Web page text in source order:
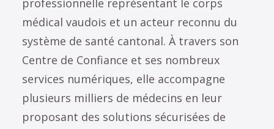
professionnelle représentant le corps
médical vaudois et un acteur reconnu du
système de santé cantonal. À travers son
Centre de Confiance et ses nombreux
services numériques, elle accompagne
plusieurs milliers de médecins en leur
proposant des solutions sécurisées de